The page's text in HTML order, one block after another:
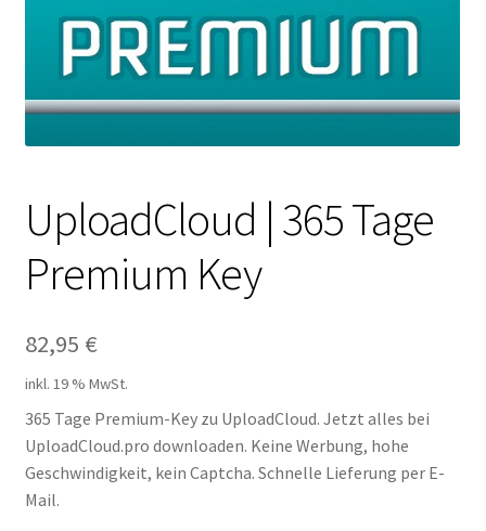
Filesmonster
HotLink
Filespace
VipFile.cc
Ex-Load
Impressum
Kontakt
UploadCloud | 365 Tage
Premium Key
82,95 €
inkl. 19 % MwSt.
365 Tage Premium-Key zu UploadCloud. Jetzt alles bei
UploadCloud.pro downloaden. Keine Werbung, hohe
Geschwindigkeit, kein Captcha. Schnelle Lieferung per E-
Mail.